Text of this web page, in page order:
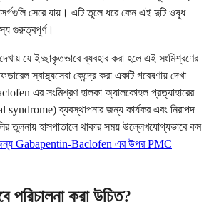
সেরে যায়। এটি তুলে ধরে কেন এই দুটি ওষুধ
গুরুত্বপূর্ণ।
যে ইচ্ছাকৃতভাবে ব্যবহার করা হলে এই সংমিশ্রণের
স্বাস্থ্যসেবা কেন্দ্রে করা একটি গবেষণায় দেখা
এর সংমিশ্রণ হালকা অ্যালকোহল প্রত্যাহারের
ব্যবস্থাপনার জন্য কার্যকর এবং নিরাপদ
তুলনায় হাসপাতালে থাকার সময় উল্লেখযোগ্যভাবে কম
জন্য Gabapentin-Baclofen এর উপর PMC
পরিচালনা করা উচিত?